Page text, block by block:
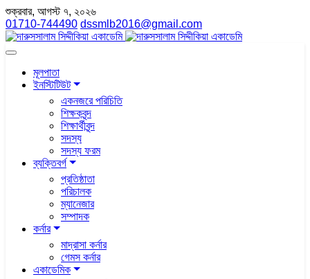
শুক্রবার, আগস্ট ৭, ২০২৬
01710-744490 dssmlb2016@gmail.com
মূলপাতা
ইনস্টিটিউট
একনজরে পরিচিতি
শিক্ষকবৃন্দ
শিক্ষার্থীবৃন্দ
সদস্য
সদস্য ফরম
ব্যক্তিবর্গ
প্রতিষ্ঠাতা
পরিচালক
ম্যানেজার
সম্পাদক
কর্নার
মাদ্রাসা কর্নার
গেমস কর্নার
একাডেমিক